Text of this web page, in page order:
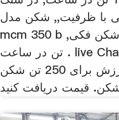
با ظرفیت,, شکن مدل
mcm 350 b سنگ شکن فکی,
تن در ساعت . live Chat چت
زنده ارزش برای 250 تن شکن
قیمت دریافت کنید